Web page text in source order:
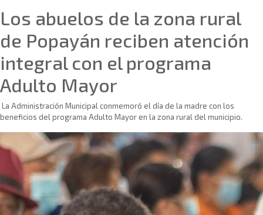
Los abuelos de la zona rural
de Popayán reciben atención
integral con el programa
Adulto Mayor
La Administración Municipal conmemoró el día de la madre con los
beneficios del programa Adulto Mayor en la zona rural del municipio.